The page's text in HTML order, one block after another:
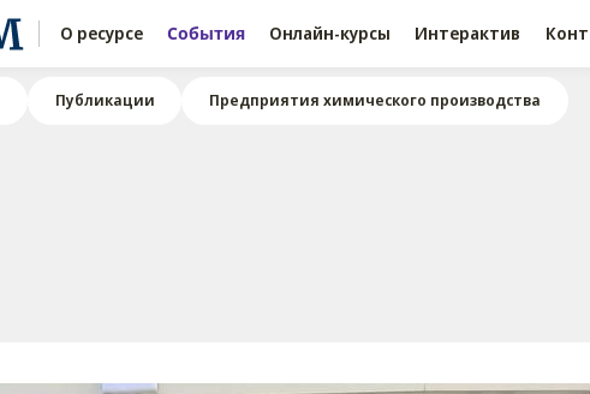
О ресурсе События Онлайн-курсы Интерактив
Публикации Предприятия химического производства